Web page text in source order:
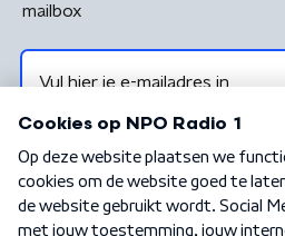
mailbox
Algemene voorwaarden